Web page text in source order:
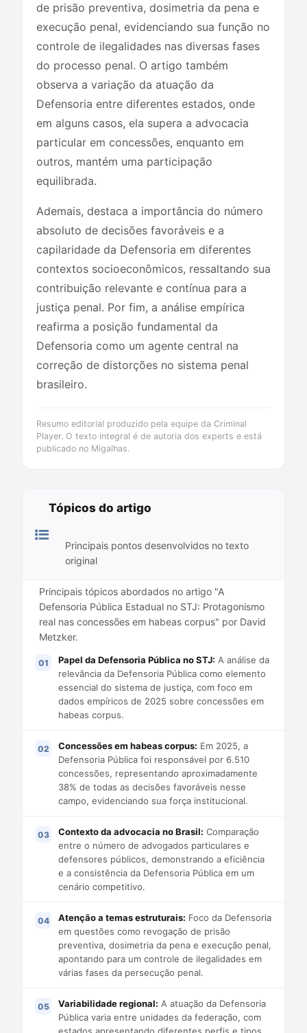
de prisão preventiva, dosimetria da pena e
execução penal, evidenciando sua função no
controle de ilegalidades nas diversas fases
do processo penal. O artigo também
observa a variação da atuação da
Defensoria entre diferentes estados, onde
em alguns casos, ela supera a advocacia
particular em concessões, enquanto em
outros, mantém uma participação
equilibrada.
Ademais, destaca a importância do número
absoluto de decisões favoráveis e a
capilaridade da Defensoria em diferentes
contextos socioeconômicos, ressaltando sua
contribuição relevante e contínua para a
justiça penal. Por fim, a análise empírica
reafirma a posição fundamental da
Defensoria como um agente central na
correção de distorções no sistema penal
brasileiro.
Resumo editorial produzido pela equipe da Criminal
Player. O texto integral é de autoria dos experts e está
publicado no Migalhas.
Tópicos do artigo
Principais pontos desenvolvidos no texto
original
Principais tópicos abordados no artigo "A
Defensoria Pública Estadual no STJ: Protagonismo
real nas concessões em habeas corpus" por David
Metzker.
Papel da Defensoria Pública no STJ: A análise da
relevância da Defensoria Pública como elemento
essencial do sistema de justiça, com foco em
dados empíricos de 2025 sobre concessões em
habeas corpus.
Concessões em habeas corpus: Em 2025, a
Defensoria Pública foi responsável por 6.510
concessões, representando aproximadamente
38% de todas as decisões favoráveis nesse
campo, evidenciando sua força institucional.
Contexto da advocacia no Brasil: Comparação
entre o número de advogados particulares e
defensores públicos, demonstrando a eficiência
e a consistência da Defensoria Pública em um
cenário competitivo.
Atenção a temas estruturais: Foco da Defensoria
em questões como revogação de prisão
preventiva, dosimetria da pena e execução penal,
apontando para um controle de ilegalidades em
várias fases da persecução penal.
Variabilidade regional: A atuação da Defensoria
Pública varia entre unidades da federação, com